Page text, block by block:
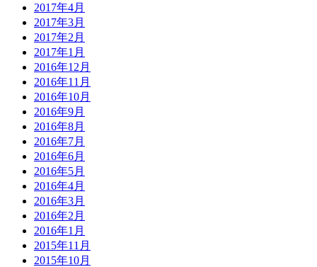
2017年4月
2017年3月
2017年2月
2017年1月
2016年12月
2016年11月
2016年10月
2016年9月
2016年8月
2016年7月
2016年6月
2016年5月
2016年4月
2016年3月
2016年2月
2016年1月
2015年11月
2015年10月